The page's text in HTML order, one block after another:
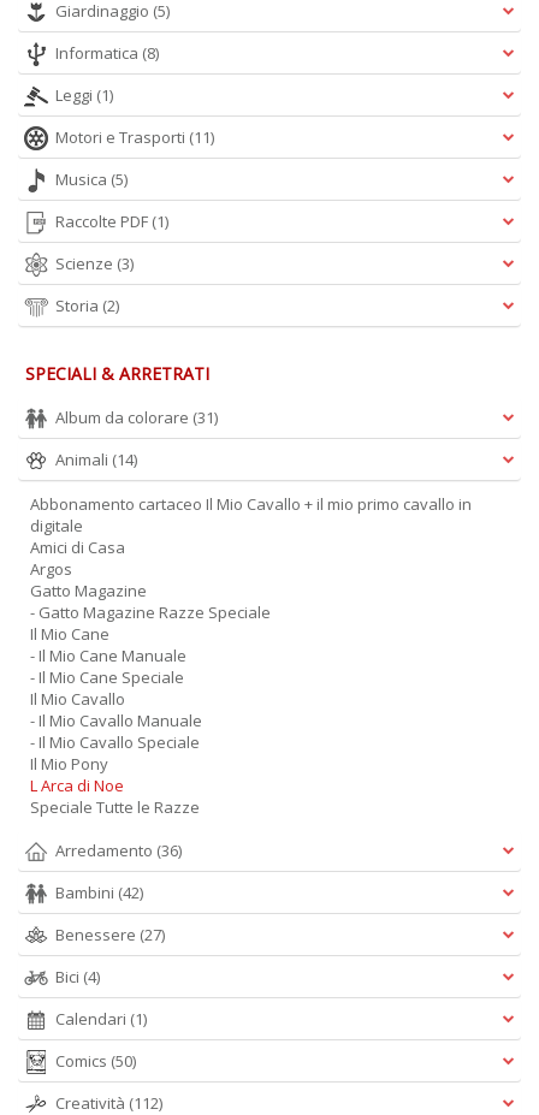
Giardinaggio (5)
Informatica (8)
Leggi (1)
Motori e Trasporti (11)
Musica (5)
Raccolte PDF (1)
Scienze (3)
Storia (2)
SPECIALI & ARRETRATI
Album da colorare (31)
Animali (14)
Abbonamento cartaceo Il Mio Cavallo + il mio primo cavallo in
digitale
Amici di Casa
Argos
Gatto Magazine
- Gatto Magazine Razze Speciale
Il Mio Cane
- Il Mio Cane Manuale
- Il Mio Cane Speciale
Il Mio Cavallo
- Il Mio Cavallo Manuale
- Il Mio Cavallo Speciale
Il Mio Pony
L Arca di Noe
Speciale Tutte le Razze
Arredamento (36)
Bambini (42)
Benessere (27)
Bici (4)
Calendari (1)
Comics (50)
Creatività (112)